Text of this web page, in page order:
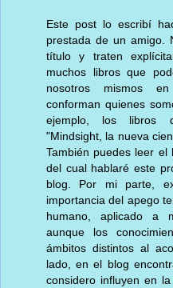
Este post lo escribí
prestada de un amigo.
título y traten
muchos libros que
nosotros mismos
conforman quienes
ejemplo, los libros
"Mindsight, la nueva
También puedes leer el
del cual hablaré este
blog. Por mi parte,
importancia del apego
humano, aplicado a
aunque los
ámbitos distintos al
lado, en el blog
considero influyen en